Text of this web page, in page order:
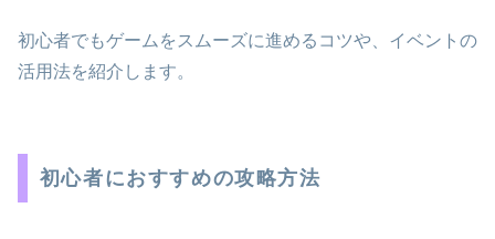
初心者でもゲームをスムーズに進めるコツや、イベントの
活用法を紹介します。
初心者におすすめの攻略方法